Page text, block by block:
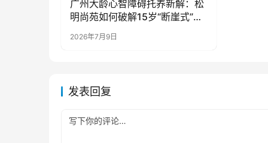
新闻资讯
广州大龄心智障碍托养新解：松
明尚苑如何破解15岁“断崖式”安
2026年7月9日
发表回复